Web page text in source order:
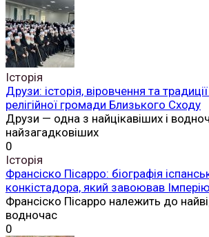
Історія
Друзи: історія, віровчення та
релігійної громади Близького Сходу
Друзи — одна з найцікавіших і
найзагадковіших
0
Історія
Франсіско Пісарро: біографія
конкістадора, який завоював Імперію
Франсіско Пісарро належить до
водночас
0